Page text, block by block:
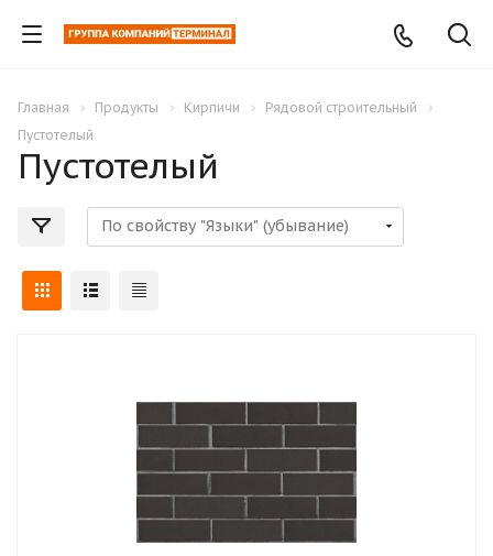
Главная Продукты Кирпичи
Рядовой строительный
Пустотелый
Пустотелый